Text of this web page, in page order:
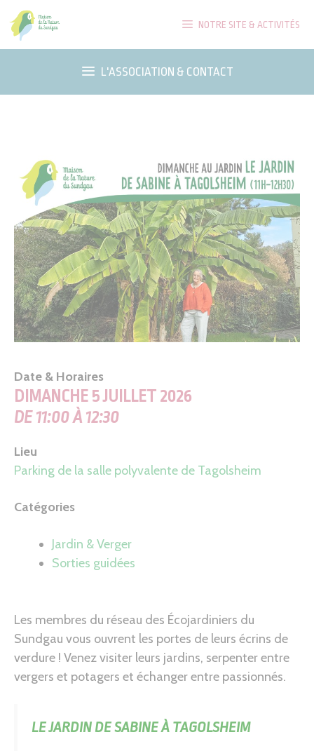
Aller
au
contenu
NOTRE SITE & ACTIVITÉS
L'ASSOCIATION & CONTACT
Date & Horaires
DIMANCHE 5 JUILLET 2026
DE 11:00 À 12:30
Lieu
Parking de la salle polyvalente de Tagolsheim
Catégories
Jardin & Verger
Sorties guidées
Les membres du réseau des Écojardiniers du
Sundgau vous ouvrent les portes de leurs écrins de
verdure ! Venez visiter leurs jardins, serpenter entre
vergers et potagers et échanger entre passionnés.
LE JARDIN DE SABINE À TAGOLSHEIM